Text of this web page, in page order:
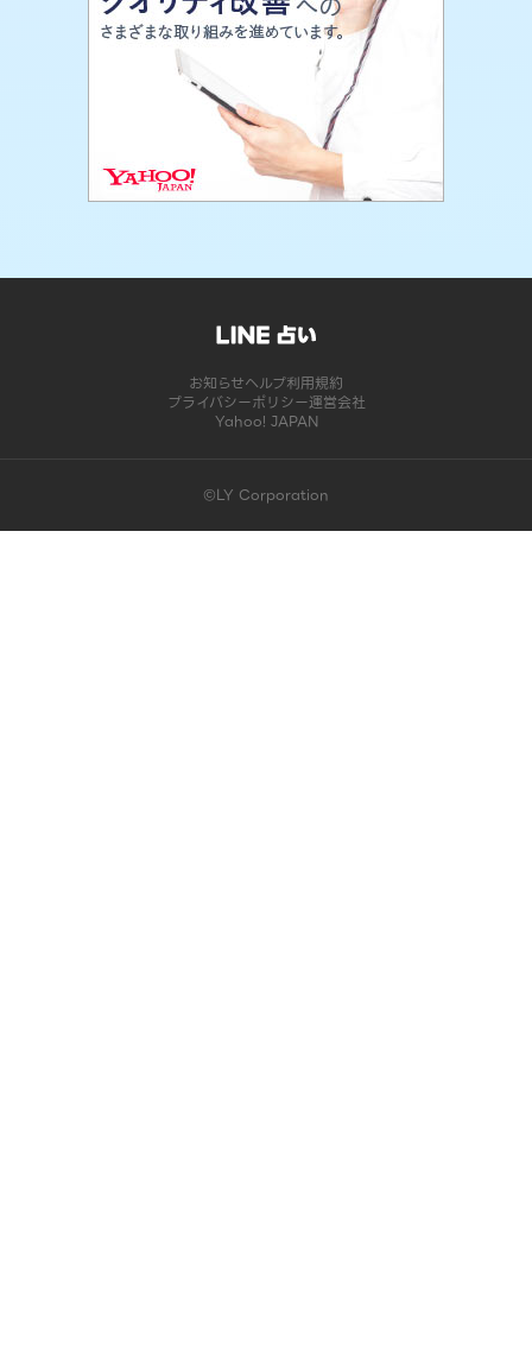
お知らせヘルプ利用規約
プライバシーポリシー運営会社
Yahoo! JAPAN
©LY Corporation
このコンテンツは掲載が終了しました | LINE占い